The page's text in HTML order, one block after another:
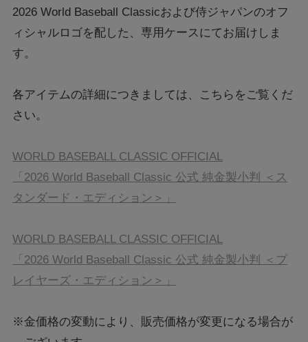
2026 World Baseball Classicおよび侍ジャパンのオフ
ィシャルロゴを配した、専用ケースにてお届けしま
す。
各アイテムの詳細につきましては、こちらをご覧くだ
さい。
WORLD BASEBALL CLASSIC OFFICIAL
「2026 World Baseball Classic 公式 純金製小判 ＜ス
タンダード・エディション＞」
WORLD BASEBALL CLASSIC OFFICIAL
「2026 World Baseball Classic 公式 純金製小判 ＜プ
レイヤーズ・エディション＞」
※金価格の変動により、販売価格が変更になる場合が